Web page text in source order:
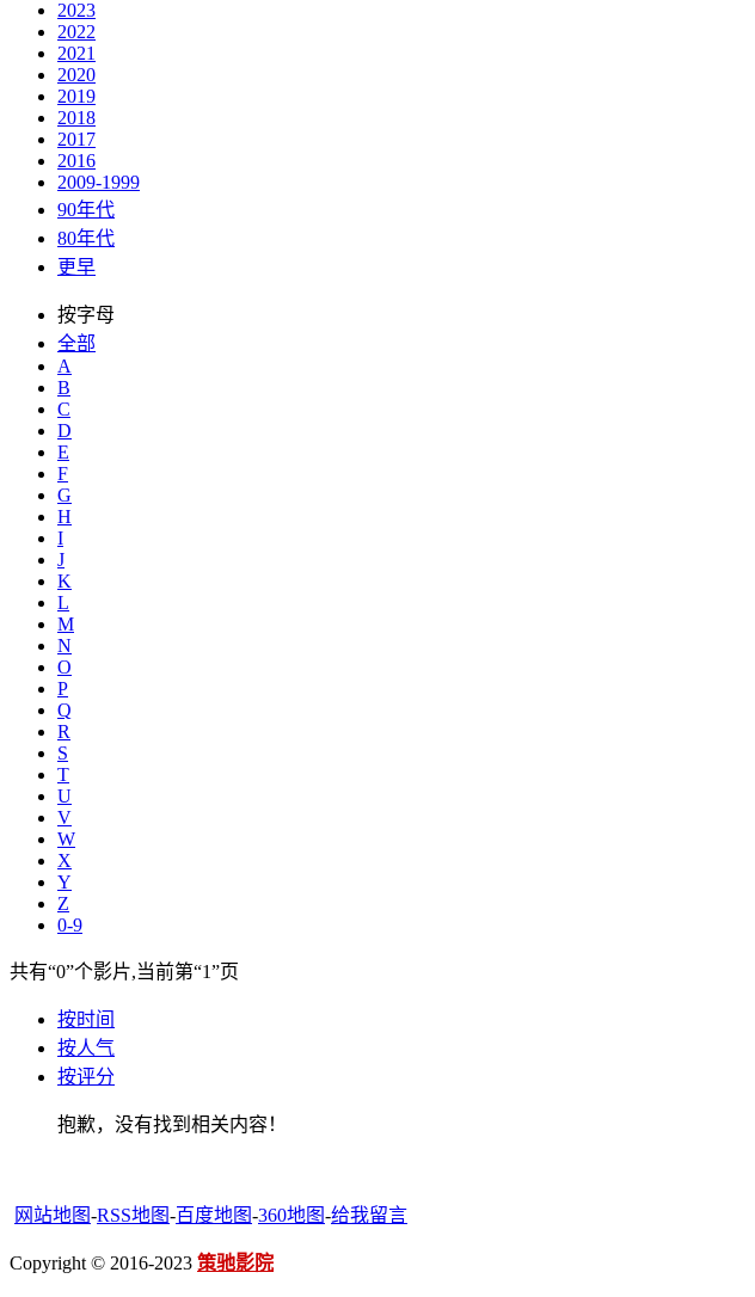
2023
2022
2021
2020
2019
2018
2017
2016
2009-1999
90年代
80年代
更早
按字母
全部
A
B
C
D
E
F
G
H
I
J
K
L
M
N
O
P
Q
R
S
T
U
V
W
X
Y
Z
0-9
共有“0”个影片,当前第“1”页
按时间
按人气
按评分
抱歉，没有找到相关内容！
网站地图-RSS地图-百度地图-360地图-给我留言
Copyright © 2016-2023 策驰影院